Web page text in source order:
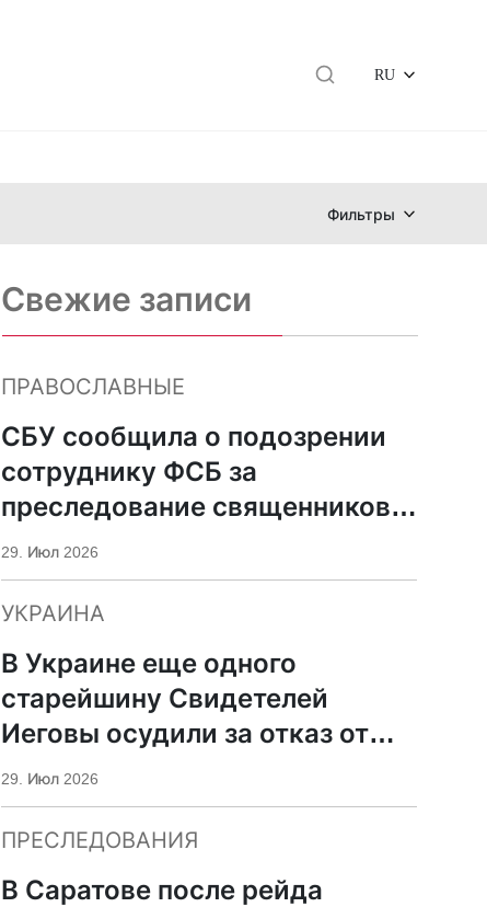
RU
Фильтры
Свежие записи
ПРАВОСЛАВНЫЕ
СБУ сообщила о подозрении
сотруднику ФСБ за
преследование священников
ПЦУ
29. Июл 2026
УКРАИНА
В Украине еще одного
старейшину Свидетелей
Иеговы осудили за отказ от
мобилизации
29. Июл 2026
ПРЕСЛЕДОВАНИЯ
В Саратове после рейда